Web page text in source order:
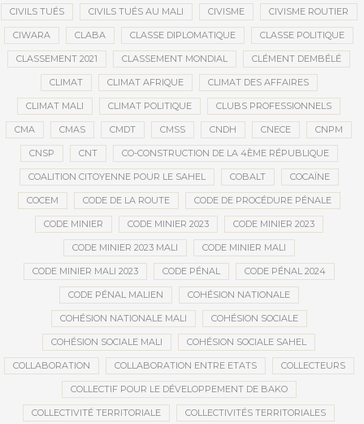
CIVILS TUÉS CIVILS TUÉS AU MALI CIVISME CIVISME ROUTIER
CIWARA CLABA CLASSE DIPLOMATIQUE CLASSE POLITIQUE
CLASSEMENT 2021 CLASSEMENT MONDIAL CLÉMENT DEMBÉLÉ
CLIMAT CLIMAT AFRIQUE CLIMAT DES AFFAIRES
CLIMAT MALI CLIMAT POLITIQUE CLUBS PROFESSIONNELS
CMA CMAS CMDT CMSS CNDH CNECE CNPM
CNSP CNT CO-CONSTRUCTION DE LA 4ÈME RÉPUBLIQUE
COALITION CITOYENNE POUR LE SAHEL COBALT COCAÏNE
COCEM CODE DE LA ROUTE CODE DE PROCÉDURE PÉNALE
CODE MINIER CODE MINIER 2023 CODE MINIER 2023
CODE MINIER 2023 MALI CODE MINIER MALI
CODE MINIER MALI 2023 CODE PÉNAL CODE PÉNAL 2024
CODE PÉNAL MALIEN COHÉSION NATIONALE
COHÉSION NATIONALE MALI COHÉSION SOCIALE
COHÉSION SOCIALE MALI COHÉSION SOCIALE SAHEL
COLLABORATION COLLABORATION ENTRE ETATS COLLECTEURS
COLLECTIF POUR LE DÉVELOPPEMENT DE BAKO
COLLECTIVITÉ TERRITORIALE COLLECTIVITÉS TERRITORIALES